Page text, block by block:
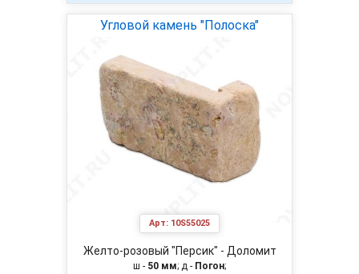
Арт: 10S55025
Угловой камень "Полоска"
Желто-розовый "Персик" - Доломит
ш - 50 мм; д - Погон;